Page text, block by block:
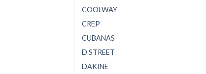
COOLWAY
CREP
CUBANAS
D STREET
DAKINE